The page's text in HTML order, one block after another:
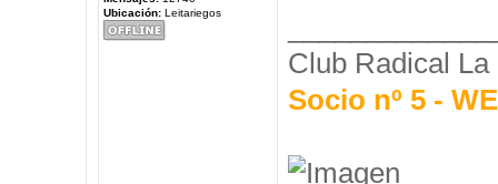
Ubicación:Leitariegos
Club Radical La
Socio nº 5 -